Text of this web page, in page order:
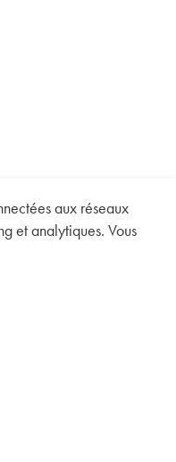
aux réseaux
et analytiques. Vous